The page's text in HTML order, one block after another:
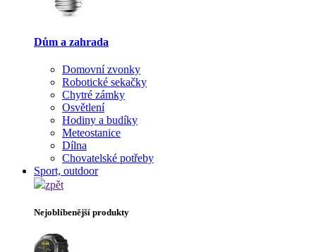
Dům a zahrada
Domovní zvonky
Robotické sekačky
Chytré zámky
Osvětlení
Hodiny a budíky
Meteostanice
Dílna
Chovatelské potřeby
Sport, outdoor
zpět
Nejoblíbenější produkty